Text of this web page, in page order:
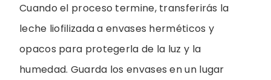
Cuando el proceso termine, transferirás la
leche liofilizada a envases herméticos y
opacos para protegerla de la luz y la
humedad. Guarda los envases en un lugar